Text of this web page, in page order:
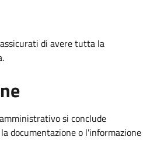
di avere tutta la
si conclude
documentazione o l'informazione